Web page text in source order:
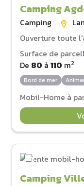
Camping
Camping
Ouverture toute
Surface de
De 80 à 110 m2
Bord de mer
Mobil-Home à
Camping